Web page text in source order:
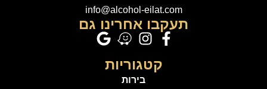
info@alcohol-eilat.com
תעקבו אחרינו גם
קטגוריות
בירות